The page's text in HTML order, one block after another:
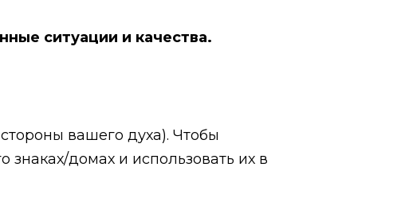
ситуации и качества.
вашего духа). Чтобы
знаках/домах и использовать их в